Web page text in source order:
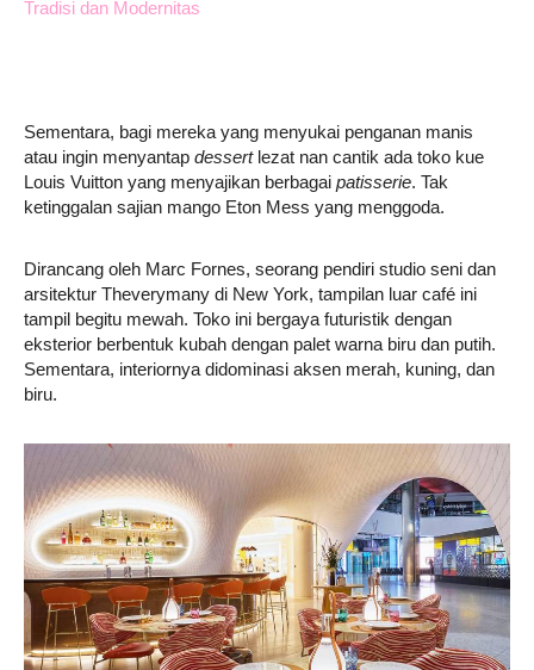
Tradisi dan Modernitas
Sementara, bagi mereka yang menyukai penganan manis
atau ingin menyantap dessertlezat nan cantik ada toko kue
Louis Vuitton yang menyajikan berbagai patisserie. Tak
ketinggalan sajian mango Eton Mess yang menggoda.
Dirancang oleh Marc Fornes, seorang pendiri studio seni dan
arsitektur Theverymany di New York, tampilan luar café ini
tampil begitu mewah. Toko ini bergaya futuristik dengan
eksterior berbentuk kubah dengan palet warna biru dan putih.
Sementara, interiornya didominasi aksen merah, kuning, dan
biru.